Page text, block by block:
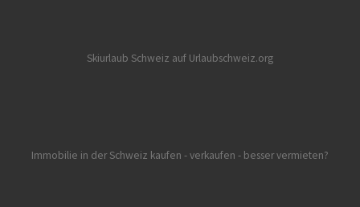
Skiurlaub Schweiz auf Urlaubschweiz.org
Immobilie in der Schweiz kaufen - verkaufen - besser vermieten?